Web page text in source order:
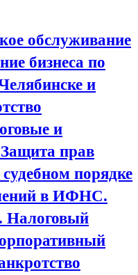
обслуживание
бизнеса по
и
и
прав
порядке
в ИФНС.
Налоговый